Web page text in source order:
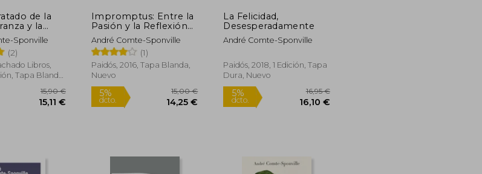
de la
y la
Sponville
(2)
Libros,
Tapa Blanda,
Rápido
Impromptus: Entre la
Pasión y la Reflexión
(Biblioteca André
Comte-Sponville)
André Comte-Sponville
(1)
Paidós, 2016, Tapa Blanda,
Nuevo
Rápido
La Felicidad,
Desesperadamente
André Comte-Sponville
Paidós, 2018, 1 Edición, Tapa
Dura, Nuevo
Rápido